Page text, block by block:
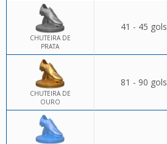
CHUTEIRA DE
PRATA
41 - 45 gols
CHUTEIRA DE
OURO
81 - 90 gols